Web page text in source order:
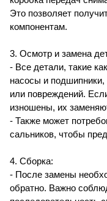
Это позволяет
компонентам.
3. Осмотр и замена
- Все детали, такие
насосы и подшипники,
или повреждений.
изношены, их
- Также может
сальников, чтобы
4. Сборка:
- После замены
обратно. Важно